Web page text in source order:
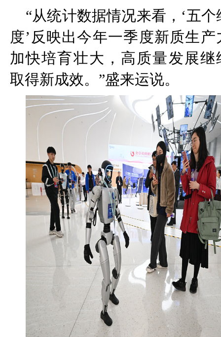
“从统计数据情况来看， ‘五个
度’ 反映出今年一季度新质生产
加快培育壮大，高质量发展继
取得新成效。 ”盛来运说。